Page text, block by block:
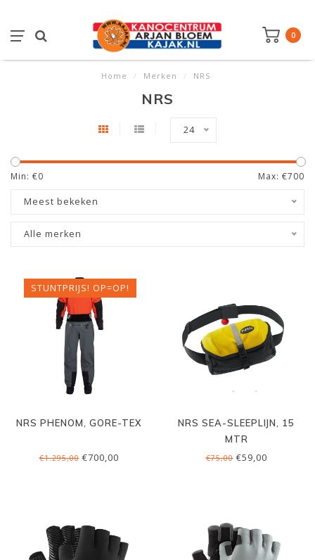
0
Home / Merken / NRS
NRS
24
Min: €0 Max: €700
Meest bekeken
Alle merken
STUNTPRIJS! OP=OP!
NRS PHENOM, GORE-TEX
€1.295,00€700,00
NRS SEA-SLEEPLIJN, 15
MTR
€75,00€59,00